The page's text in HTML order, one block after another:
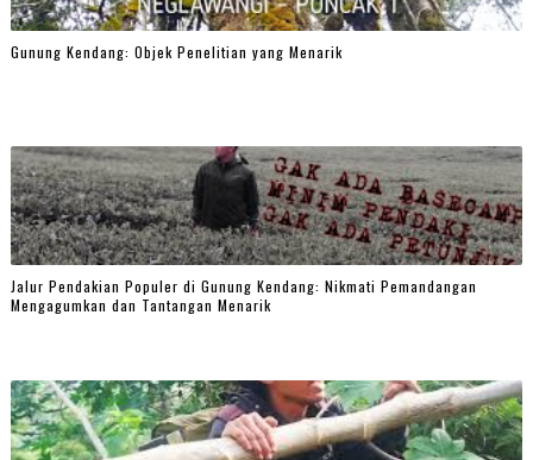
Gunung Kendang: Objek Penelitian yang Menarik
Jalur Pendakian Populer di Gunung Kendang: Nikmati Pemandangan
Mengagumkan dan Tantangan Menarik